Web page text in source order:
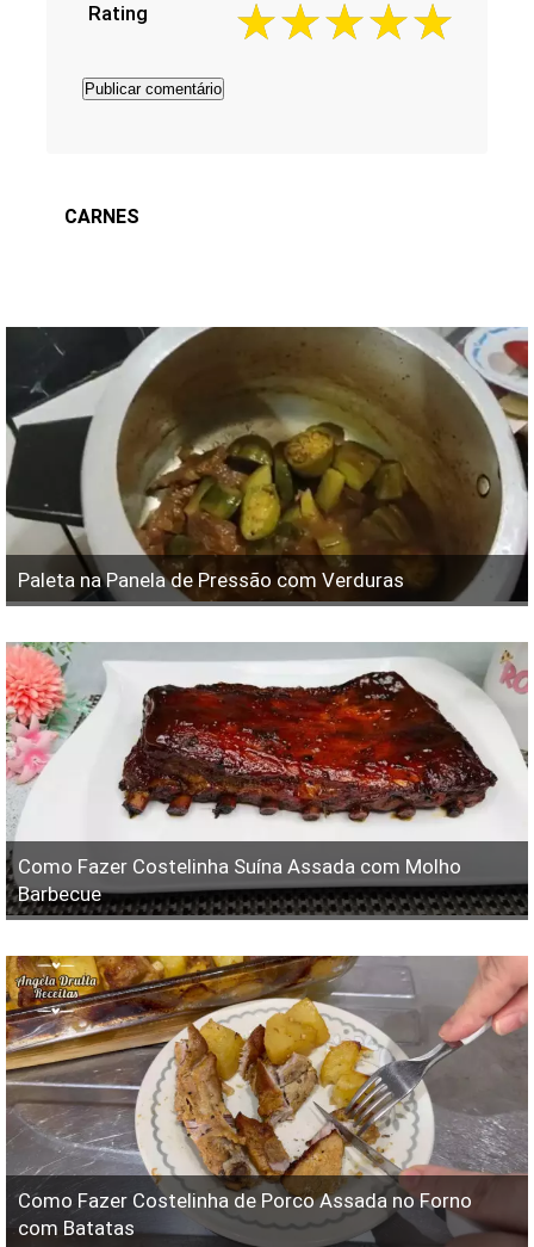
Rating
CARNES
Paleta na Panela de Pressão com Verduras
Como Fazer Costelinha Suína Assada com Molho
Barbecue
Como Fazer Costelinha de Porco Assada no Forno
com Batatas